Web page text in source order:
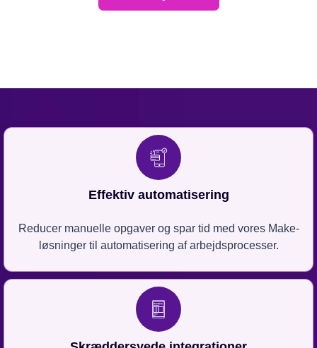
Effektiv automatisering
Reducer manuelle opgaver og spar tid med vores Make-
løsninger til automatisering af arbejdsprocesser.